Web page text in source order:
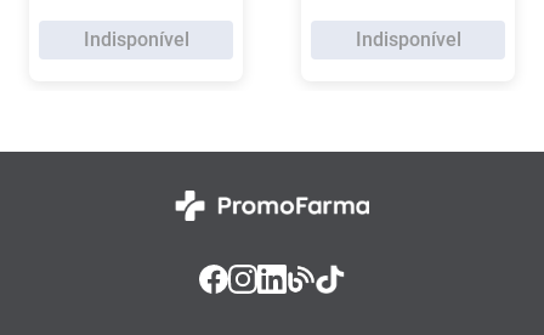
Indisponível Indisponível